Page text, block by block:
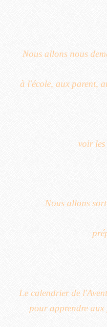
Nous allons nous
à l'école, aux parent,
voir les
Nous allons
Le calendrier de
pour apprendre aux